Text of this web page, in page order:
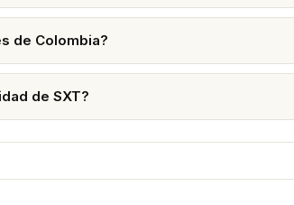
de Colombia?
de SXT?